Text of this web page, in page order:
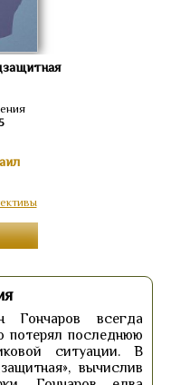
Гончаров всегда
потерял последнюю
ситуации. В
вычислив